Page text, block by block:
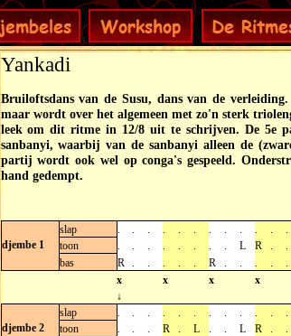
Yankadi
Bruiloftsdans van de Susu, dans van de
maar wordt over het algemeen met zo'n sterk
leek om dit ritme in 12/8 uit te schrijven. De 5e
sanbanyi, waarbij van de sanbanyi alleen de
partij wordt ook wel op conga's gespeeld.
hand gedempt.
djembe 1
slap . . . . . . . . . . . .
toon
. . . . . . . . L R . .
bas
R . . . . . R . . . . .
x
x x x
↓
djembe 2
slap . . . . . . . . . . . .
toon
. . . R . L . . L R . .